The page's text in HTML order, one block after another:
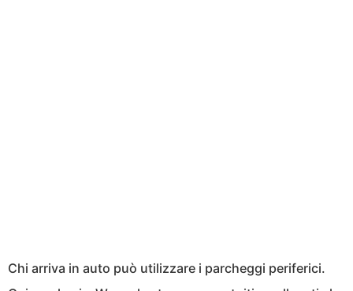
Chi arriva in auto può utilizzare i parcheggi periferici.